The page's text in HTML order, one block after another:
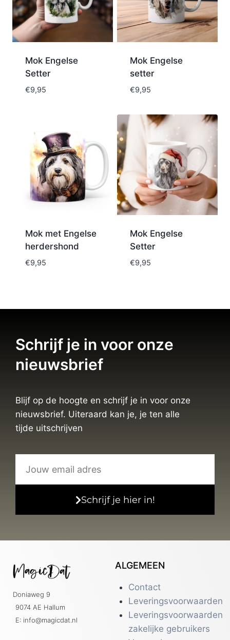
Mok Engelse
Setter
€9,95
Mok Engelse
setter
€9,95
Mok met Engelse
herdershond
€9,95
Mok Engelse
Setter
€9,95
Schrijf je in voor onze
nieuwsbrief
Blijf op de hoogte en schrijf je in voor onze
nieuwsbrief. Uiteraard kan je, je ten alle
tijde uitschrijven
Schrijf je hier in!
Doniaweg 9
9074 AE Hallum
E: info@magicdat.nl
ALGEMEEN
Contact
Leveringsvoorwaarden
Leveringsvoorwaarden
zakelijke gebruikers